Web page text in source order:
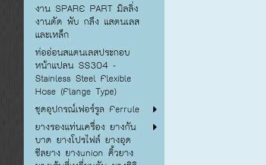
งาน SPARE PART มิลลิ่ง
งานตัด พับ กลึง แสตนเลส
และเหล็ก
ท่ออ่อนสแตนเลสประกอบ
หน้าแปลน SS304 -
Stainless Steel Flexible
Hose (Flange Type)
ชุดอุปกรณ์เฟอร์รูล Ferrule
ยางรองแท่นเครื่อง ยางกัน
บาด ยางโปรไฟล์ ยางอุด
ซีลยาง ยางunion คิ้วยาง